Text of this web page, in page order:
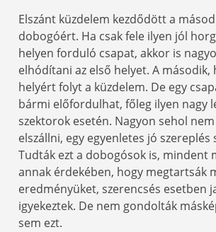
Elszánt küzdelem kezdődött a
dobogóért. Ha csak fele ilyen jól
helyen forduló csapat, akkor is
elhódítani az első helyet. A második,
helyért folyt a küzdelem. De egy
bármi előfordulhat, főleg ilyen nagy
szektorok esetén. Nagyon sehol
elszállni, egy egyenletes jó szereplés
Tudták ezt a dobogósok is, mindent
annak érdekében, hogy megtartsák
eredményüket, szerencsés esetben
igyekeztek. De nem gondolták
sem ezt.